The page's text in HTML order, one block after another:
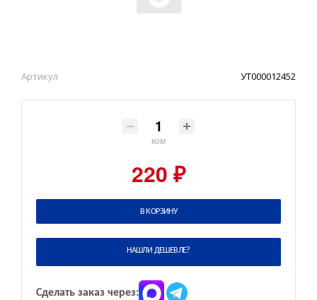
Артикул УТ000012452
ком
220 ₽
В КОРЗИНУ
НАШЛИ ДЕШЕВЛЕ?
Сделать заказ через: